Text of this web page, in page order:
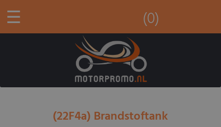
☰ (0)
(22F4a) Brandstoftank